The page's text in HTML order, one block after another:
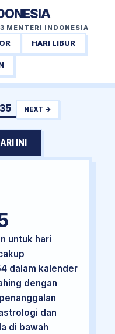
MENTERI INDONESIA
HARI LIBUR
NEXT →
INI
untuk hari
dalam kalender
dengan
dan
di bawah